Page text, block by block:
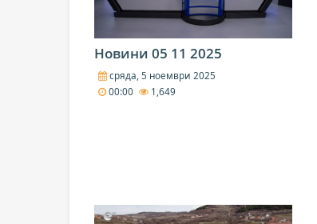
Новини 05 11 2025
сряда, 5 ноември 2025
00:00
1,649